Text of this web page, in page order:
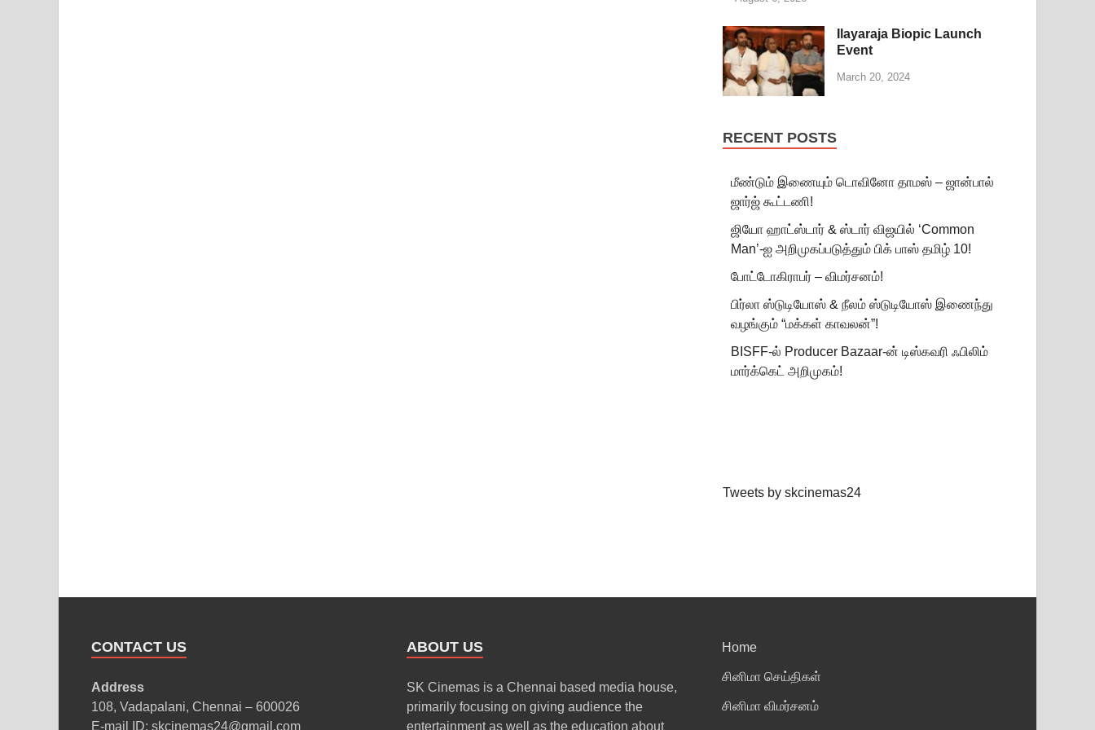
Ilayaraja Biopic Launch
Event
March 20, 2024
RECENT POSTS
மீண்டும் இணையும் டொவினோ தாமஸ் – ஜான்பால்
ஜார்ஜ் கூட்டணி!
ஜியோ ஹாட்ஸ்டார் & ஸ்டார் விஜயில் ‘Common
Man’-ஐ அறிமுகப்படுத்தும் பிக் பாஸ் தமிழ் 10!
போட்டோகிராபர் – விமர்சனம்!
பிர்லா ஸ்டுடியோஸ் & நீலம் ஸ்டுடியோஸ் இணைந்து
வழங்கும் “மக்கள் காவலன்”!
BISFF-ல் Producer Bazaar-ன் டிஸ்கவரி ஃபிலிம்
மார்க்கெட் அறிமுகம்!
Tweets by skcinemas24
CONTACT US
Address
108, Vadapalani, Chennai – 600026
E-mail ID: skcinemas24@gmail.com
ABOUT US
SK Cinemas is a Chennai based media house,
primarily focusing on giving audience the
entertainment as well as the education about
Home
சினிமா செய்திகள்
சினிமா விமர்சனம்